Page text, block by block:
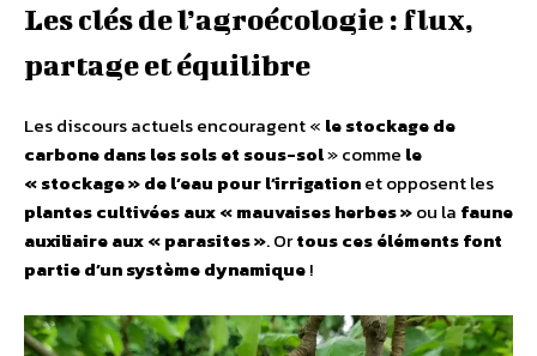
Les clés de l’agroécologie : flux,
partage et équilibre
Les discours actuels encouragent « le stockage de
carbone dans les sols et sous-sol» comme le
« stockage » de l’eau pour l’irrigationet opposent les
plantes cultivées aux « mauvaises herbes »ou la faune
auxiliaire aux « parasites ». Ortous ces éléments font
partie d’un système dynamique!